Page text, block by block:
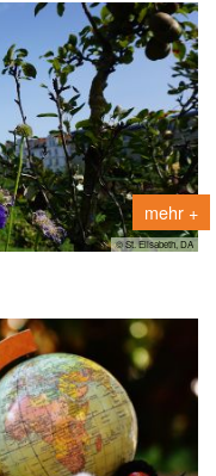
mehr +
© St. Elisabeth, DA